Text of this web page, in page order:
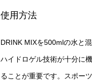
使用方法
DRINK MIXを500mlの水と
ハイドロゲル技術が十分に
ることが重要です。スポー